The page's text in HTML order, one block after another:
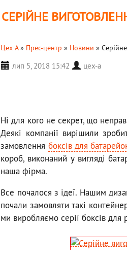
СЕРІЙНЕ
Цех А» Прес-центр » Новини »
лип 5, 2018 15:42 цех-а
Ні для кого не секрет, що
Деякі компанії вирішили
замовлення боксів для
короб, виконаний у вигляді
наша фірма.
Все почалося з ідеї. Нашим
почали замовляти такі
ми виробляємо серії боксів для